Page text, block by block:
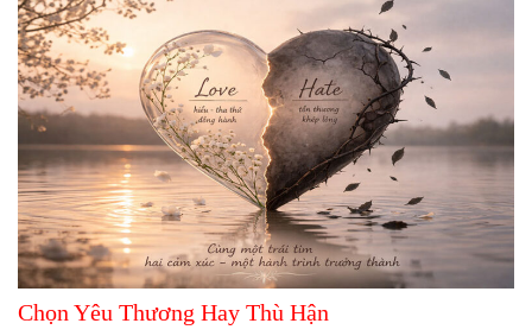
Chọn Yêu Thương Hay Thù Hận